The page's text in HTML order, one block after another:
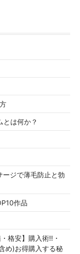
とは何か？
ージで薄毛防止と勃
作品
格安】購入術!!・
め)お得購入する秘